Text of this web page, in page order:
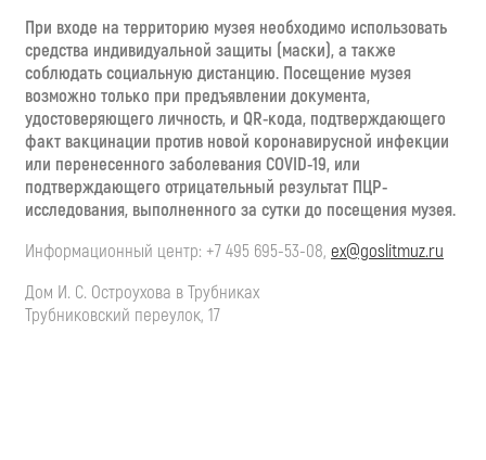
При входе на территорию музея необходимо использовать
средства индивидуальной защиты (маски), а также
соблюдать социальную дистанцию. Посещение музея
возможно только при предъявлении документа,
удостоверяющего личность, и QR-кода, подтверждающего
факт вакцинации против новой коронавирусной инфекции
или перенесенного заболевания COVID-19, или
подтверждающего отрицательный результат ПЦР-
исследования, выполненного за сутки до посещения музея.
Информационный центр: +7 495 695-53-08, ex@goslitmuz.ru
Дом И. С. Остроухова в Трубниках
Трубниковский переулок, 17